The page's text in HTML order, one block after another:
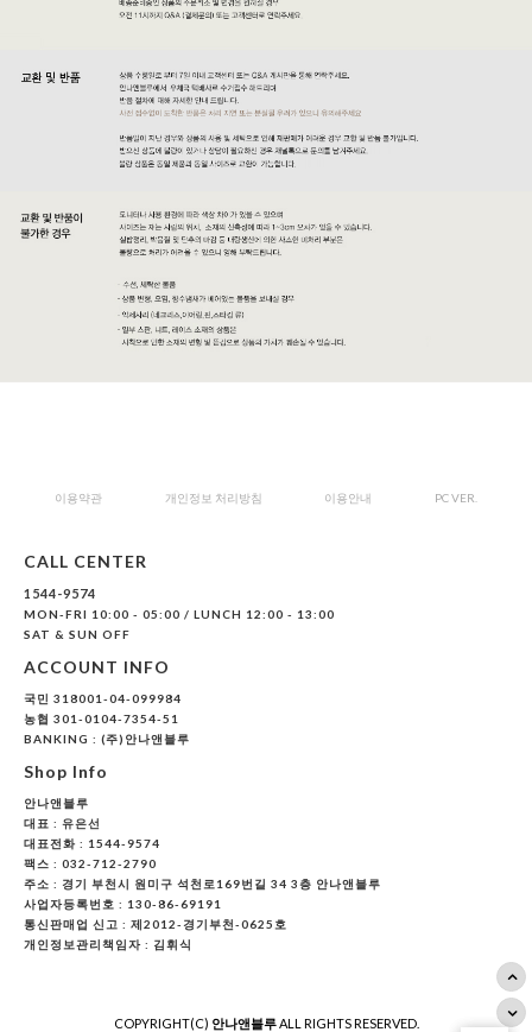
이용약관 개인정보 처리방침 이용안내 PC VER.
CALL CENTER
1544-9574
MON-FRI 10:00 - 05:00 / LUNCH 12:00 - 13:00
SAT & SUN OFF
ACCOUNT INFO
국민 318001-04-099984
농협 301-0104-7354-51
BANKING : (주)안나앤블루
Shop Info
안나앤블루
대표 : 유은선
대표전화 : 1544-9574
팩스 : 032-712-2790
주소 : 경기 부천시 원미구 석천로169번길 34 3층 안나앤블루
사업자등록번호 : 130-86-69191
통신판매업 신고 : 제2012-경기부천-0625호
개인정보관리책임자 : 김휘식
COPYRIGHT(C) 안나앤블루ALL RIGHTS RESERVED.